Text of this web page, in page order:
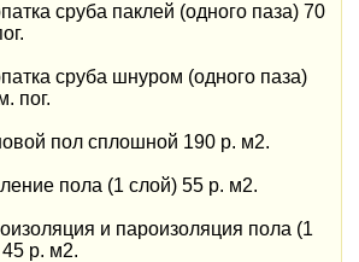
сруба паклей (одного паза) 70
сруба шнуром (одного паза)
пог.
пол сплошной 190 р. м2.
пола (1 слой) 55 р. м2.
и пароизоляция пола (1
р. м2.